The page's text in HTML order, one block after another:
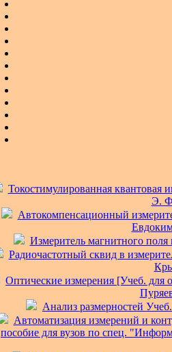
Токостимулированная квантовая
Э.
Автокомпенсационный
Измеритель магнитного
Радиочастотный сквид в
Оптические измерения [Учеб. для
Анализ размерностей
Автоматизация измерений и
пособие для вузов по спец.